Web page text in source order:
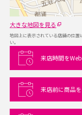
大きな地図を見る
地図上に表示されている店舗の位置
い。
来店時間を
来店前に商品